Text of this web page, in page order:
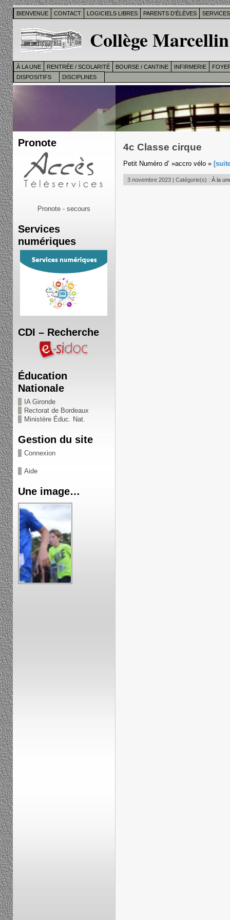
BIENVENUE CONTACT LOGICIELS LIBRES PARENTS D’ÉLÈVES
Collège
À LA UNE RENTRÉE / SCOLARITÉ BOURSE / CANTINE INFIRMERIE
DISPOSITIFS
DISCIPLINES
Pronote
Pronote - secours
Services
numériques
CDI – Recherche
Éducation
Nationale
IA Gironde
Rectorat de Bordeaux
Ministère Éduc. Nat.
Gestion du site
Connexion
Aide
Une image…
4c Classe cirque
Petit Numéro d’ »accro vélo »
3 novembre 2023 | Catégorie(s) : À la